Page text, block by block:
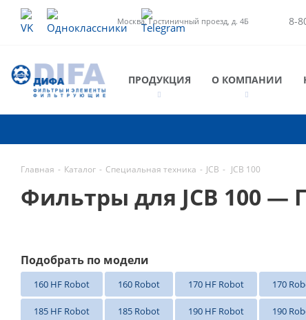
Москва, Гостиничный проезд, д. 4Б 8-
ПРОДУКЦИЯ О КОМПАНИИ
Главная - Каталог - Специальная техника - JCB - JCB 100
Фильтры для JCB 100 —
Подобрать по модели
160 HF Robot 160 Robot 170 HF Robot 170
185 HF Robot 185 Robot 190 HF Robot 190